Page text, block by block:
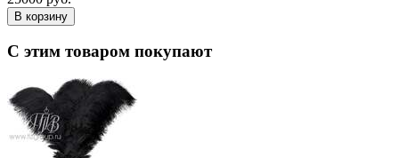
В корзину
С этим товаром покупают